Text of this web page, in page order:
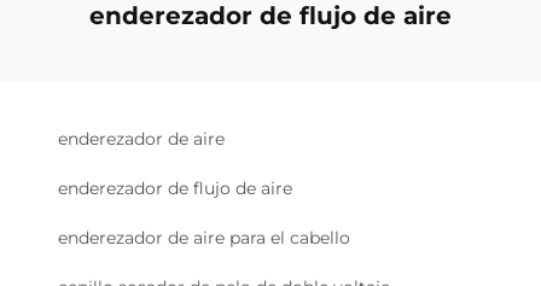
enderezador de flujo de aire
enderezador de aire
enderezador de flujo de aire
enderezador de aire para el cabello